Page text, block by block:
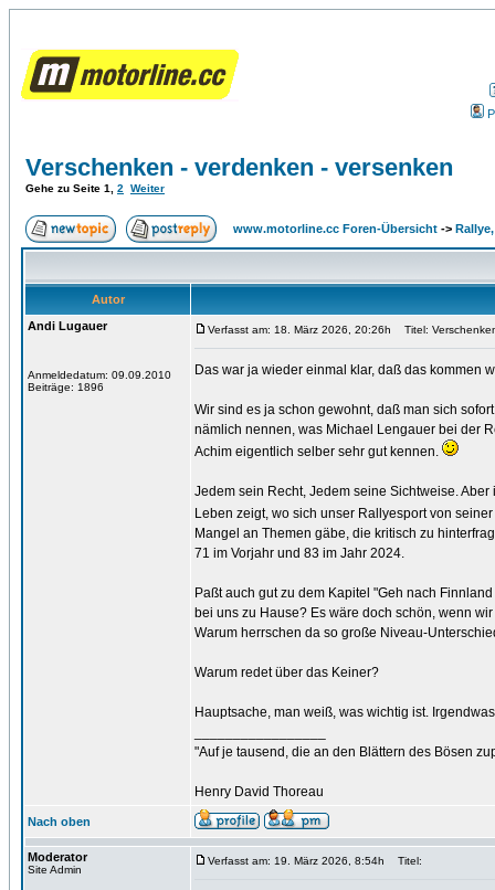
Verschenken - verdenken - versenken
Gehe zu Seite 1 2 Weiter
www.motorline.cc Foren-Übersicht ->
Autor
Andi Lugauer
Anmeldedatum: 09.09.2010
Beiträge: 1896
Verfasst am: 18. März 2026, 20:26h Titel:
Das war ja wieder einmal klar, daß das kommen
Wir sind es ja schon gewohnt, daß man sich
nämlich nennen, was Michael Lengauer bei der
Achim eigentlich selber sehr gut kennen.
Jedem sein Recht, Jedem seine Sichtweise.
Leben zeigt, wo sich unser Rallyesport von
Mangel an Themen gäbe, die kritisch zu
71 im Vorjahr und 83 im Jahr 2024.
Paßt auch gut zu dem Kapitel "Geh nach
bei uns zu Hause? Es wäre doch schön, wenn
Warum herrschen da so große Niveau-
Warum redet über das Keiner?
Hauptsache, man weiß, was wichtig ist.
"Auf je tausend, die an den Blättern des Bösen
Henry David Thoreau
Nach oben
Moderator
Site Admin
Verfasst am: 19. März 2026, 8:54h Titel: